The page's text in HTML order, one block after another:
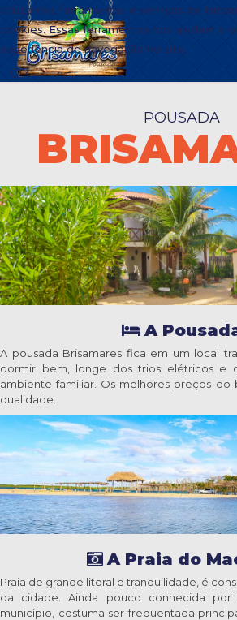
POUSADA
A
A pousada Brisamares fica em um local
dormir bem, longe dos trios elétricos e
ambiente familiar. Os melhores preços do
qualidade.
A Praia do
Praia de grande litoral e tranquilidade, é
da cidade. Ainda pouco conhecida por
município, costuma ser frequentada
Utilizamos ferramentas e serviços de
cookies. Essas ferramentas nos ajudam a
experiência de navegação no site.
Ok